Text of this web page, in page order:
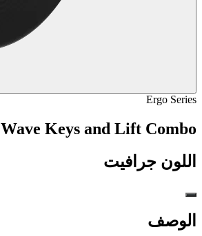
Ergo Series
Wave Keys and Lift Combo
اللون جرافيت
الوصف